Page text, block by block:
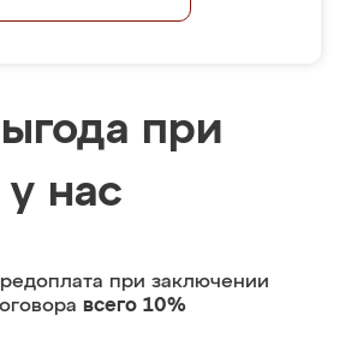
при
у нас
при заключении
всего 10%